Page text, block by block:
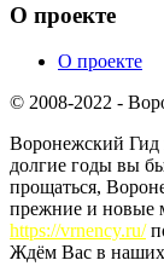
О проекте
О проекте
© 2008-2022 -
Воронежский Гид
долгие годы вы
прощаться,
прежние и новые
https://vrnency.ru/
Ждём Вас в наших